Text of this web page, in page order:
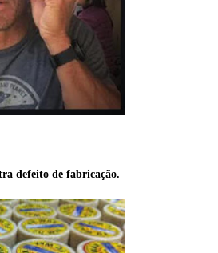
defeito de fabricação.